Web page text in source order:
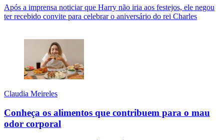
Após a imprensa noticiar que Harry não iria aos festejos, ele negou
ter recebido convite para celebrar o aniversário do rei Charles
Claudia Meireles
Conheça os alimentos que contribuem para o mau
odor corporal